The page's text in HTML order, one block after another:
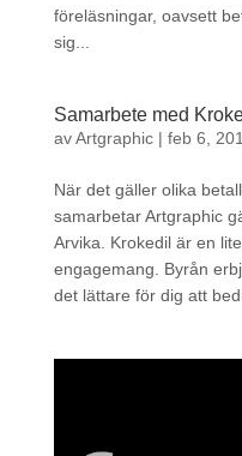
föreläsningar, oavsett
sig...
Samarbete med
avArtgraphic| feb 6,
När det gäller olika
samarbetar Artgraphic
Arvika. Krokedil är en
engagemang. Byrån
det lättare för dig att